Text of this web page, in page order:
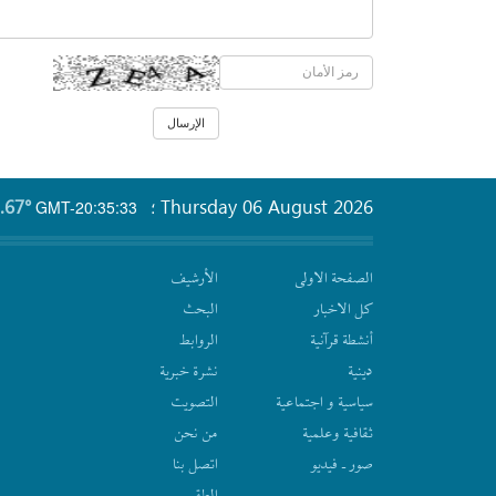
GMT-20:35:33 Thursday 06 August 2026 ؛
الصفحة الاولى
كل الاخبار
أنشطة قرآنیة
دينية
سیاسیة و اجتماعیة
ثقافیة وعلمیة
صور ـ فيديو
الأرشیف
البحث
الروابط
نشرة‌ خبریة
التصويت
من نحن
اتصل بنا